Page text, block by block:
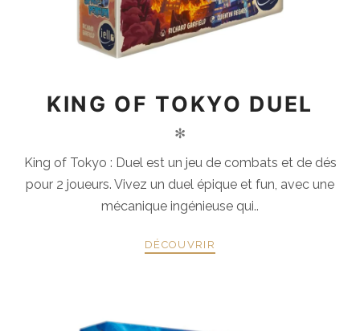
KING OF TOKYO DUEL
✻
King of Tokyo : Duel est un jeu de combats et de dés
pour 2 joueurs. Vivez un duel épique et fun, avec une
mécanique ingénieuse qui..
DÉCOUVRIR